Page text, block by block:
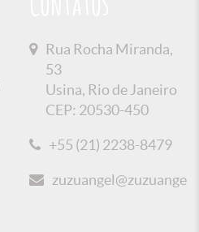
Rua Rocha Miranda,
53
Usina, Rio de Janeiro
CEP: 20530-450
+55 (21) 2238-8479